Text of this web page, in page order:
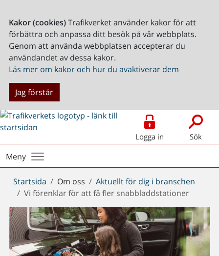
Kakor (cookies)Trafikverket använder kakor för att
förbättra och anpassa ditt besök på vår webbplats.
Genom att använda webbplatsen accepterar du
användandet av dessa kakor.
Läs mer om kakor och hur du avaktiverar dem
Jag förstår
Logga in Sök
Meny
Du
är
här:
Startsida Om oss
Aktuellt för dig i branschen
Vi förenklar för att få fler snabbladdstationer